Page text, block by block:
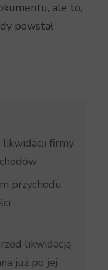
ale to,
powstał
likwidacji firmy
przychodu
likwidacją
już po jej